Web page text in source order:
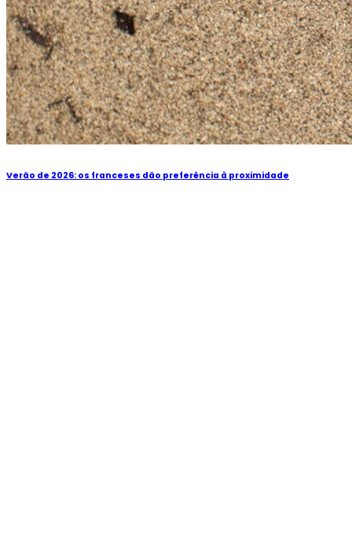
Verão de 2026: os franceses dão preferência à proximidade